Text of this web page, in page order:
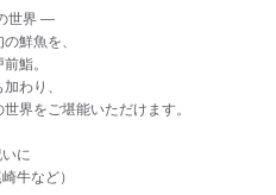
世界 ―
鮮魚を、
鮨。
わり、
界をご堪能いただけます。
に
牛など）